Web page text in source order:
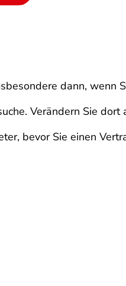
dann, wenn
Verändern Sie
bevor Sie einen